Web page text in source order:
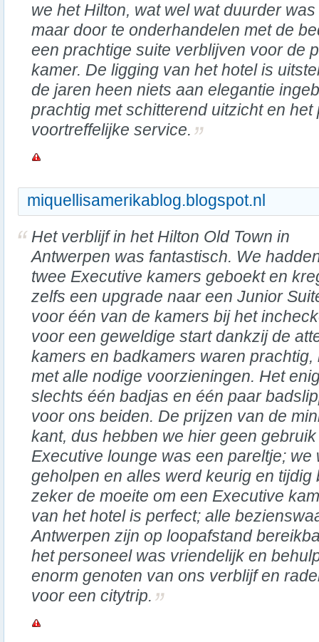
we het Hilton, wat wel wat duurder was
maar door te onderhandelen met de
een prachtige suite verblijven voor de
kamer. De ligging van het hotel is
de jaren heen niets aan elegantie
prachtig met schitterend uitzicht en
voortreffelijke service.
miquellisamerikablog.blogspot.nl
Het verblijf in het Hilton Old Town in
Antwerpen was fantastisch. We
twee Executive kamers geboekt en
zelfs een upgrade naar een Junior
voor één van de kamers bij het
voor een geweldige start dankzij de
kamers en badkamers waren
met alle nodige voorzieningen. Het
slechts één badjas en één paar
voor ons beiden. De prijzen van de
kant, dus hebben we hier geen
Executive lounge was een pareltje;
geholpen en alles werd keurig en tijdig
zeker de moeite om een Executive
van het hotel is perfect; alle
Antwerpen zijn op loopafstand
het personeel was vriendelijk en
enorm genoten van ons verblijf en
voor een citytrip.